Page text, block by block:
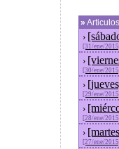
»
›
[31/ene/
›
[30/ene/
›
[29/ene/
›
[28/ene/
›
[27/ene/